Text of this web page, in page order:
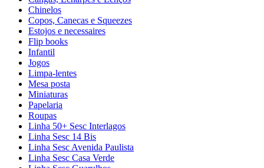
Chinelos
Copos, Canecas e Squeezes
Estojos e necessaires
Flip books
Infantil
Jogos
Limpa-lentes
Mesa posta
Miniaturas
Papelaria
Roupas
Linha 50+ Sesc Interlagos
Linha Sesc 14 Bis
Linha Sesc Avenida Paulista
Linha Sesc Casa Verde